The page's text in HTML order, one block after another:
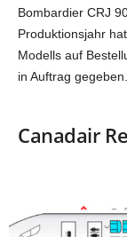
Bombardier CRJ
Produktionsjahr
Modells auf
in Auftrag gegeben.
Canadair